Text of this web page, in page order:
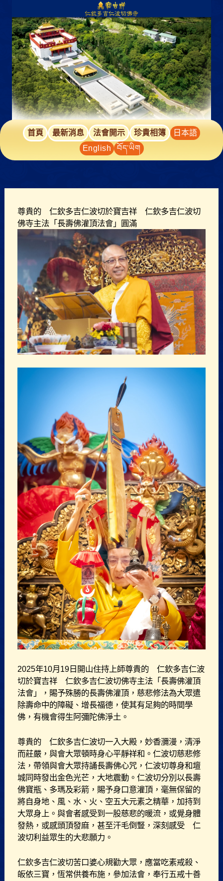
首頁 最新消息 法會開示 珍貴相簿
日本語
English
བོད་ཡིག
尊貴的 仁欽多吉仁波切於寶吉祥 仁欽多吉仁波切
佛寺主法「長壽佛灌頂法會」圓滿
2025年10月19日開山住持上師尊貴的 仁欽多吉仁波
切於寶吉祥 仁欽多吉仁波切佛寺主法「長壽佛灌頂
法會」，賜予殊勝的長壽佛灌頂，慈悲修法為大眾遣
除壽命中的障礙、增長福德，使其有足夠的時間學
佛，有機會得生阿彌陀佛淨土。
尊貴的 仁欽多吉仁波切一入大殿，妙香瀰漫，清淨
而莊嚴，與會大眾頓時身心平靜祥和。仁波切慈悲修
法，帶領與會大眾持誦長壽佛心咒，仁波切尊身和壇
城同時發出金色光芒，大地震動。仁波切分別以長壽
佛寶瓶、多瑪及彩箭，賜予身口意灌頂，毫無保留的
將自身地、風、水、火、空五大元素之精華，加持到
大眾身上。與會者感受到一股慈悲的暖流，或覺身體
發熱，或感頭頂發麻，甚至汗毛倒豎，深刻感受 仁
波切利益眾生的大悲願力。
仁欽多吉仁波切苦口婆心規勸大眾，應當吃素戒殺、
皈依三寶，恆常供養布施，參加法會，奉行五戒十善